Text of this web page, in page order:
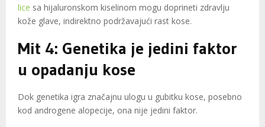
lice sa hijaluronskom kiselinom mogu doprineti zdravlju
kože glave, indirektno podržavajući rast kose.
Mit 4: Genetika je jedini faktor
u opadanju kose
Dok genetika igra značajnu ulogu u gubitku kose, posebno
kod androgene alopecije, ona nije jedini faktor.